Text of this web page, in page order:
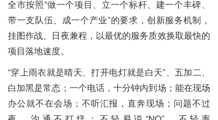
全市按照“做一个项目、立一个标杆、建一个丰碑、
带一支队伍、成一个产业”的要求，创新服务机制，
挂图作战、日夜兼程，以最优的服务质效换取最快的
项目落地速度。
“穿上雨衣就是晴天、打开电灯就是白天”、五加二、
白加黑是常态；一个电话，十分钟内到场；能在现场
办公就不在会场；不听汇报，直奔现场；问题不过